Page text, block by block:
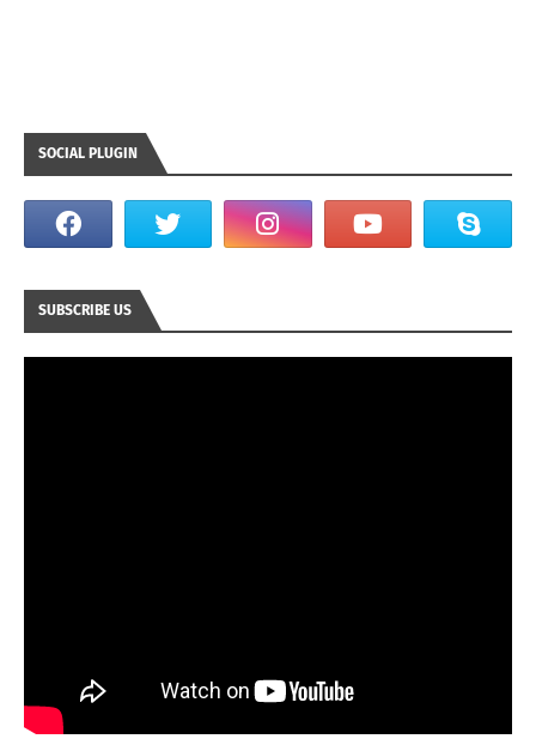
SOCIAL PLUGIN
SUBSCRIBE US